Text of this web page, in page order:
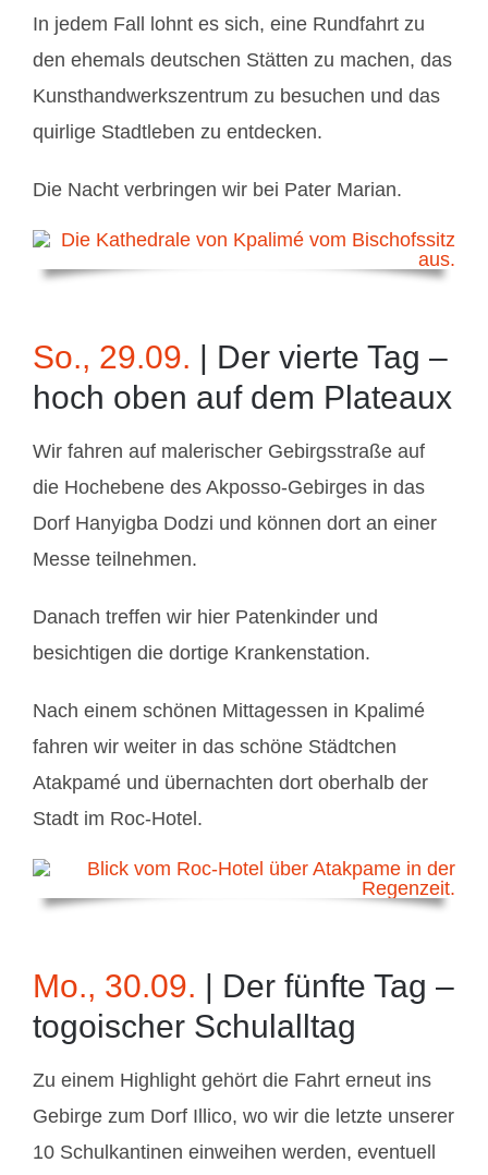
In jedem Fall lohnt es sich, eine Rundfahrt zu
den ehemals deutschen Stätten zu machen, das
Kunsthandwerkszentrum zu besuchen und das
quirlige Stadtleben zu entdecken.
Die Nacht verbringen wir bei Pater Marian.
So., 29.09. | Der vierte Tag –
hoch oben auf dem Plateaux
Wir fahren auf malerischer Gebirgsstraße auf
die Hochebene des Akposso-Gebirges in das
Dorf Hanyigba Dodzi und können dort an einer
Messe teilnehmen.
Danach treffen wir hier Patenkinder und
besichtigen die dortige Krankenstation.
Nach einem schönen Mittagessen in Kpalimé
fahren wir weiter in das schöne Städtchen
Atakpamé und übernachten dort oberhalb der
Stadt im Roc-Hotel.
Mo., 30.09. | Der fünfte Tag –
togoischer Schulalltag
Zu einem Highlight gehört die Fahrt erneut ins
Gebirge zum Dorf Illico, wo wir die letzte unserer
10 Schulkantinen einweihen werden, eventuell